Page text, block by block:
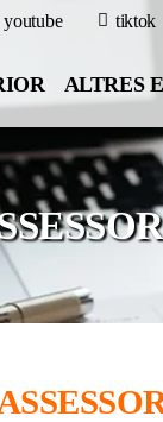
youtube tiktok
ALTRES